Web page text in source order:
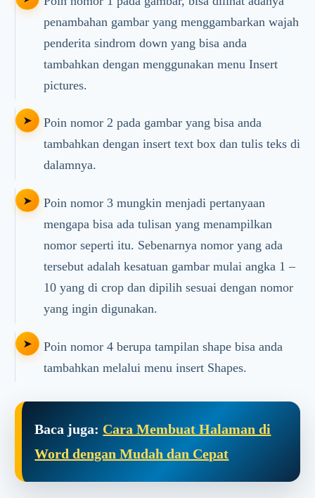
penambahan gambar yang menggambarkan wajah
penderita sindrom down yang bisa anda
tambahkan dengan menggunakan menu Insert
pictures.
Poin nomor 2 pada gambar yang bisa anda
tambahkan dengan insert text box dan tulis teks di
dalamnya.
Poin nomor 3 mungkin menjadi pertanyaan
mengapa bisa ada tulisan yang menampilkan
nomor seperti itu. Sebenarnya nomor yang ada
tersebut adalah kesatuan gambar mulai angka 1 –
10 yang di crop dan dipilih sesuai dengan nomor
yang ingin digunakan.
Poin nomor 4 berupa tampilan shape bisa anda
tambahkan melalui menu insert Shapes.
Baca juga: Cara Membuat Halaman di
Word dengan Mudah dan Cepat